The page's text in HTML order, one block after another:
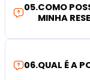
05.COMO
MINHA
06.QUAL É A